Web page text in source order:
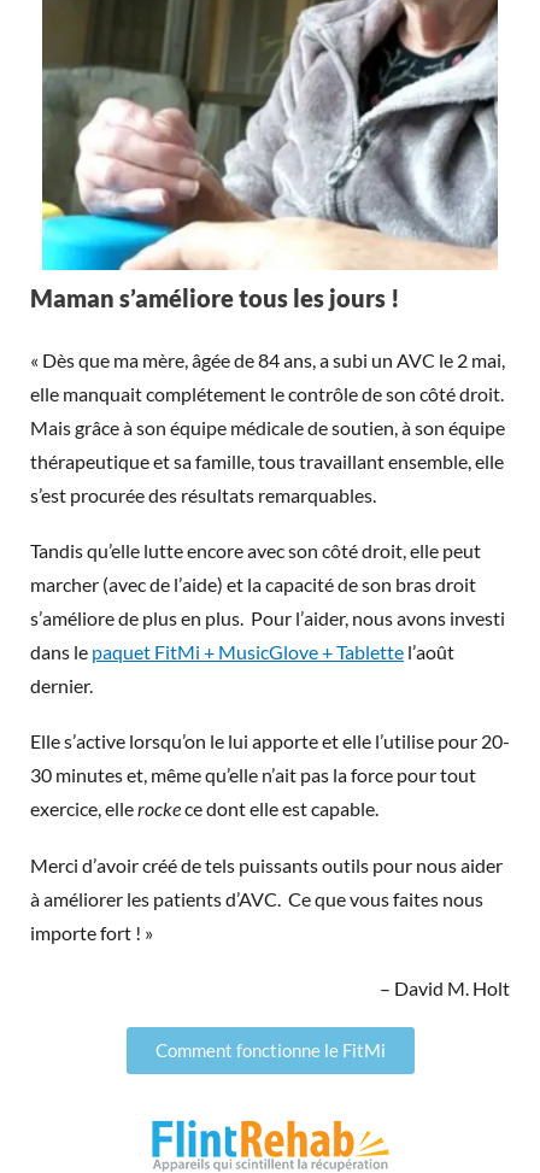
Maman s’améliore tous les jours !
« Dès que ma mère, âgée de 84 ans, a subi un AVC le 2 mai,
elle manquait complétement le contrôle de son côté droit.
Mais grâce à son équipe médicale de soutien, à son équipe
thérapeutique et sa famille, tous travaillant ensemble, elle
s’est procurée des résultats remarquables.
Tandis qu’elle lutte encore avec son côté droit, elle peut
marcher (avec de l’aide) et la capacité de son bras droit
s’améliore de plus en plus. Pour l’aider, nous avons investi
dans le paquet FitMi + MusicGlove + Tablette l’août
dernier.
Elle s’active lorsqu’on le lui apporte et elle l’utilise pour 20-
30 minutes et, même qu’elle n’ait pas la force pour tout
exercice, ellerockece dont elle est capable.
Merci d’avoir créé de tels puissants outils pour nous aider
à améliorer les patients d’AVC. Ce que vous faites nous
importe fort ! »
– David M. Holt
Comment fonctionne le FitMi